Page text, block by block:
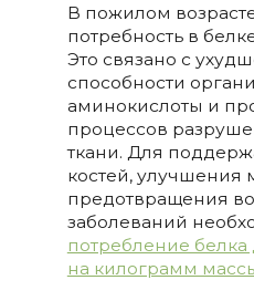
В пожилом
потребность в
Это связано с
способности
аминокислоты и
процессов
ткани. Для
костей, улучшения
предотвращения
заболеваний
потребление белка
на килограмм